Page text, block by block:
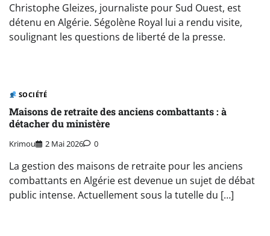
Christophe Gleizes, journaliste pour Sud Ouest, est
détenu en Algérie. Ségolène Royal lui a rendu visite,
soulignant les questions de liberté de la presse.
SOCIÉTÉ
Maisons de retraite des anciens combattants : à
détacher du ministère
Krimou 2 Mai 2026 0
La gestion des maisons de retraite pour les anciens
combattants en Algérie est devenue un sujet de débat
public intense. Actuellement sous la tutelle du […]